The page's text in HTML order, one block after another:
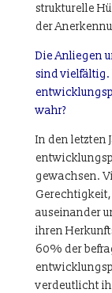
strukturelle
der
Die Anliegen
sind vielfältig.
wahr?
In den letzten
gewachsen.
auseinander
ihren
60% der
verdeutlicht